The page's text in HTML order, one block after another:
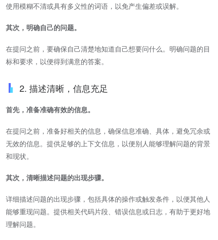
使用模糊不清或具有多义性的词语，以免产生偏差或误解。
其次，明确自己的问题。
在提问之前，要确保自己清楚地知道自己想要问什么。明确问题的目
标和要求，以便得到满意的答案。
2. 描述清晰，信息充足
首先，准备准确有效的信息。
在提问之前，准备好相关的信息，确保信息准确、具体，避免冗余或
无效的信息。提供足够的上下文信息，以便别人能够理解问题的背景
和现状。
其次，清晰描述问题的出现步骤。
详细描述问题的出现步骤，包括具体的操作或触发条件，以便其他人
能够重现问题。提供相关代码片段、错误信息或日志，有助于更好地
理解问题。